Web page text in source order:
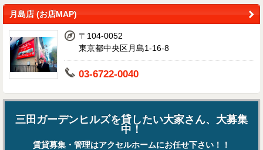
月島店 (お店MAP)
〒104-0052
東京都中央区月島1-16-8
03-6722-0040
三田ガーデンヒルズを貸したい大家さん、大募集
中！
賃貸募集・管理はアクセルホームにお任せ下さい！！